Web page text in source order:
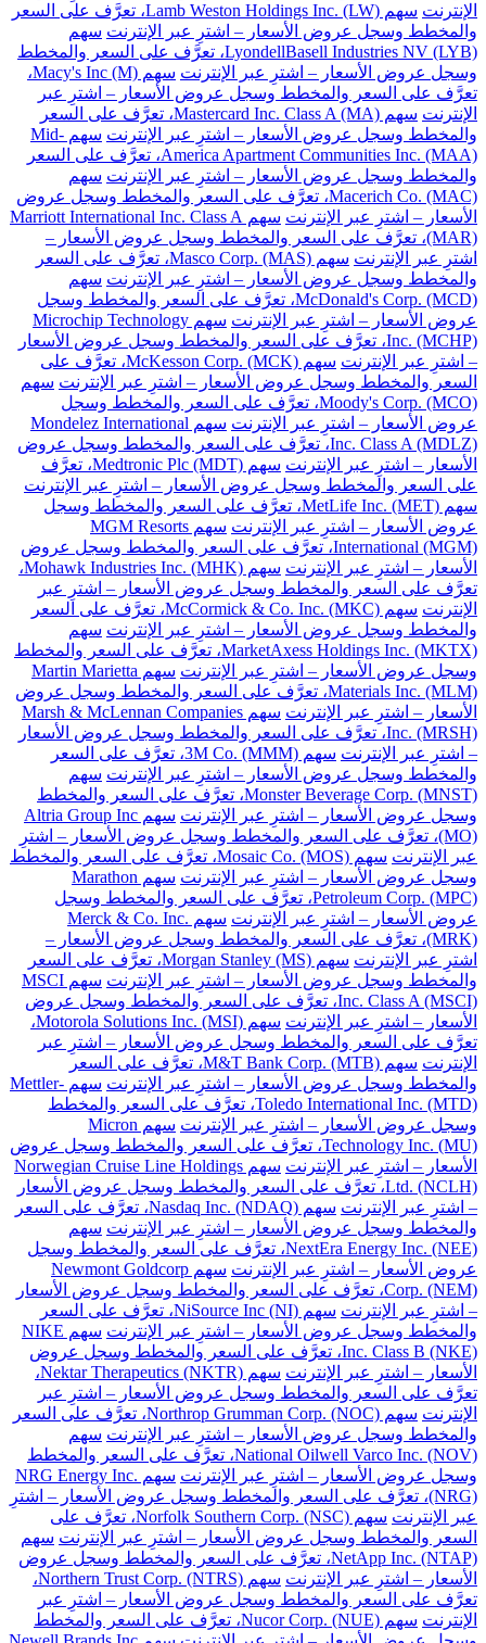
الإنترنت
سهم Lamb Weston Holdings Inc. (LW)، تعرَّف على السعر
والمخطط وسجل عروض الأسعار – اشترِ عبر الإنترنت سهم
LyondellBasell Industries NV (LYB)، تعرَّف على السعر والمخطط
وسجل عروض الأسعار – اشترِ عبر الإنترنت
سهم Macy's Inc (M)،
تعرَّف على السعر والمخطط وسجل عروض الأسعار – اشترِ عبر
الإنترنت
سهم Mastercard Inc. Class A (MA)، تعرَّف على السعر
والمخطط وسجل عروض الأسعار – اشترِ عبر الإنترنت
سهم Mid-
America Apartment Communities Inc. (MAA)، تعرَّف على السعر
والمخطط وسجل عروض الأسعار – اشترِ عبر الإنترنت سهم
Macerich Co. (MAC)، تعرَّف على السعر والمخطط وسجل عروض
الأسعار – اشترِ عبر الإنترنت
سهم Marriott International Inc. Class A
(MAR)، تعرَّف على السعر والمخطط وسجل عروض الأسعار –
اشترِ عبر الإنترنت
سهم Masco Corp. (MAS)، تعرَّف على السعر
والمخطط وسجل عروض الأسعار – اشترِ عبر الإنترنت سهم
McDonald's Corp. (MCD)، تعرَّف على السعر والمخطط وسجل
عروض الأسعار – اشترِ عبر الإنترنت
سهم Microchip Technology
Inc. (MCHP)، تعرَّف على السعر والمخطط وسجل عروض الأسعار
– اشترِ عبر الإنترنت
سهم McKesson Corp. (MCK)، تعرَّف على
السعر والمخطط وسجل عروض الأسعار – اشترِ عبر الإنترنت سهم
Moody's Corp. (MCO)، تعرَّف على السعر والمخطط وسجل
عروض الأسعار – اشترِ عبر الإنترنت
سهم Mondelez International
Inc. Class A (MDLZ)، تعرَّف على السعر والمخطط وسجل عروض
الأسعار – اشترِ عبر الإنترنت
سهم Medtronic Plc (MDT)، تعرَّف
على السعر والمخطط وسجل عروض الأسعار – اشترِ عبر الإنترنت
سهم MetLife Inc. (MET)، تعرَّف على السعر والمخطط وسجل
عروض الأسعار – اشترِ عبر الإنترنت
سهم MGM Resorts
International (MGM)، تعرَّف على السعر والمخطط وسجل عروض
الأسعار – اشترِ عبر الإنترنت
سهم Mohawk Industries Inc. (MHK)،
تعرَّف على السعر والمخطط وسجل عروض الأسعار – اشترِ عبر
الإنترنت
سهم McCormick & Co. Inc. (MKC)، تعرَّف على السعر
والمخطط وسجل عروض الأسعار – اشترِ عبر الإنترنت سهم
MarketAxess Holdings Inc. (MKTX)، تعرَّف على السعر والمخطط
وسجل عروض الأسعار – اشترِ عبر الإنترنت
سهم Martin Marietta
Materials Inc. (MLM)، تعرَّف على السعر والمخطط وسجل عروض
الأسعار – اشترِ عبر الإنترنت
سهم Marsh & McLennan Companies
Inc. (MRSH)، تعرَّف على السعر والمخطط وسجل عروض الأسعار
– اشترِ عبر الإنترنت
سهم 3M Co. (MMM)، تعرَّف على السعر
والمخطط وسجل عروض الأسعار – اشترِ عبر الإنترنت سهم
Monster Beverage Corp. (MNST)، تعرَّف على السعر والمخطط
وسجل عروض الأسعار – اشترِ عبر الإنترنت
سهم Altria Group Inc
(MO)، تعرَّف على السعر والمخطط وسجل عروض الأسعار – اشترِ
عبر الإنترنت
سهم Mosaic Co. (MOS)، تعرَّف على السعر والمخطط
وسجل عروض الأسعار – اشترِ عبر الإنترنت
سهم Marathon
Petroleum Corp. (MPC)، تعرَّف على السعر والمخطط وسجل
عروض الأسعار – اشترِ عبر الإنترنت
سهم Merck & Co. Inc.
(MRK)، تعرَّف على السعر والمخطط وسجل عروض الأسعار –
اشترِ عبر الإنترنت
سهم Morgan Stanley (MS)، تعرَّف على السعر
والمخطط وسجل عروض الأسعار – اشترِ عبر الإنترنت
سهم MSCI
Inc. Class A (MSCI)، تعرَّف على السعر والمخطط وسجل عروض
الأسعار – اشترِ عبر الإنترنت
سهم Motorola Solutions Inc. (MSI)،
تعرَّف على السعر والمخطط وسجل عروض الأسعار – اشترِ عبر
الإنترنت
سهم M&T Bank Corp. (MTB)، تعرَّف على السعر
والمخطط وسجل عروض الأسعار – اشترِ عبر الإنترنت
سهم Mettler-
Toledo International Inc. (MTD)، تعرَّف على السعر والمخطط
وسجل عروض الأسعار – اشترِ عبر الإنترنت
سهم Micron
Technology Inc. (MU)، تعرَّف على السعر والمخطط وسجل عروض
الأسعار – اشترِ عبر الإنترنت
سهم Norwegian Cruise Line Holdings
Ltd. (NCLH)، تعرَّف على السعر والمخطط وسجل عروض الأسعار
– اشترِ عبر الإنترنت
سهم Nasdaq Inc. (NDAQ)، تعرَّف على السعر
والمخطط وسجل عروض الأسعار – اشترِ عبر الإنترنت سهم
NextEra Energy Inc. (NEE)، تعرَّف على السعر والمخطط وسجل
عروض الأسعار – اشترِ عبر الإنترنت
سهم Newmont Goldcorp
Corp. (NEM)، تعرَّف على السعر والمخطط وسجل عروض الأسعار
– اشترِ عبر الإنترنت
سهم NiSource Inc (NI)، تعرَّف على السعر
والمخطط وسجل عروض الأسعار – اشترِ عبر الإنترنت
سهم NIKE
Inc. Class B (NKE)، تعرَّف على السعر والمخطط وسجل عروض
الأسعار – اشترِ عبر الإنترنت
سهم Nektar Therapeutics (NKTR)،
تعرَّف على السعر والمخطط وسجل عروض الأسعار – اشترِ عبر
الإنترنت
سهم Northrop Grumman Corp. (NOC)، تعرَّف على السعر
والمخطط وسجل عروض الأسعار – اشترِ عبر الإنترنت سهم
National Oilwell Varco Inc. (NOV)، تعرَّف على السعر والمخطط
وسجل عروض الأسعار – اشترِ عبر الإنترنت
سهم NRG Energy Inc.
(NRG)، تعرَّف على السعر والمخطط وسجل عروض الأسعار – اشترِ
عبر الإنترنت
سهم Norfolk Southern Corp. (NSC)، تعرَّف على
السعر والمخطط وسجل عروض الأسعار – اشترِ عبر الإنترنت سهم
NetApp Inc. (NTAP)، تعرَّف على السعر والمخطط وسجل عروض
الأسعار – اشترِ عبر الإنترنت
سهم Northern Trust Corp. (NTRS)،
تعرَّف على السعر والمخطط وسجل عروض الأسعار – اشترِ عبر
الإنترنت
سهم Nucor Corp. (NUE)، تعرَّف على السعر والمخطط